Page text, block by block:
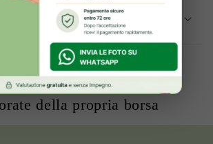
che le condizioni del
clienti Soddisfatte ed
della propria borsa